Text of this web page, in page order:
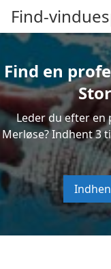
Find-
Find en
Leder du efter en
Merløse? Indhent 3